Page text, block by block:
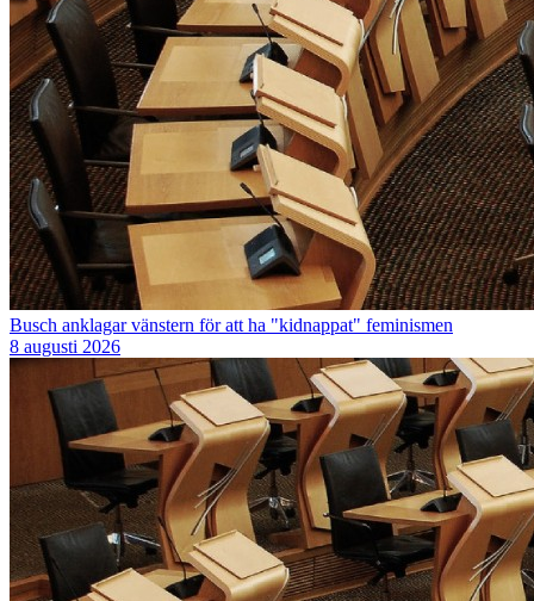
Busch anklagar vänstern för att ha "kidnappat" feminismen
8 augusti 2026